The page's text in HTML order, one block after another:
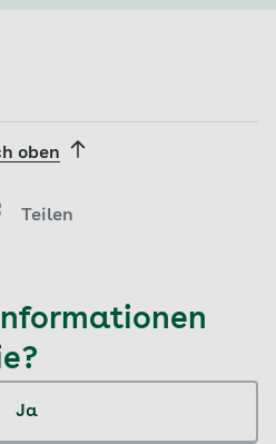
werden, ob Sie eine
Sie sich an Ihre AOK
hat viele
Ärztekammer eine
oben
Teilen
Ja